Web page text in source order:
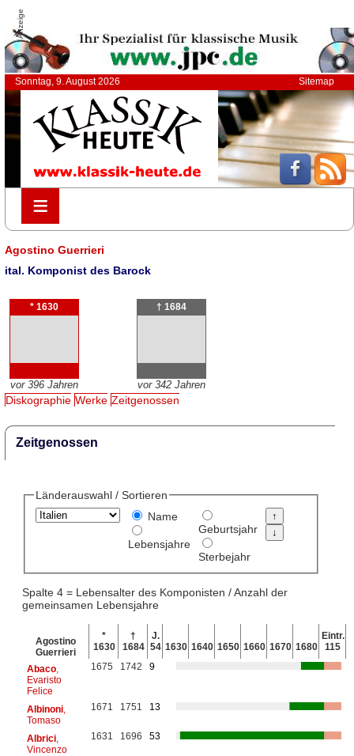
Anzeige
Sonntag, 9. August 2026 Sitemap
≡
≡
Agostino Guerrieri
ital. Komponist des Barock
* 1630
vor 396 Jahren
† 1684
vor 342 Jahren
Diskographie Werke Zeitgenossen
Zeitgenossen
Länderauswahl / Sortieren
Name
Lebensjahre
Geburtsjahr
Sterbejahr
Spalte 4 = Lebensalter des Komponisten / Anzahl der
gemeinsamen Lebensjahre
Agostino
Guerrieri
*
1630
†
1684
J.
54 1630 1640 1650 1660 1670 1680
Eintr.
115
Abaco,
Evaristo
Felice
1675 1742 9
Albinoni,
Tomaso
1671 1751 13
Albrici,
Vincenzo
1631 1696 53